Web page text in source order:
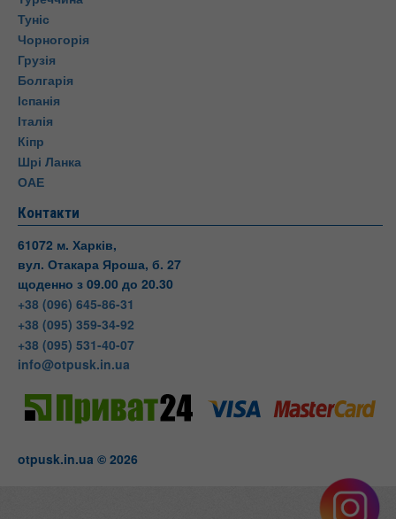
Туніс
Чорногорія
Грузія
Болгарія
Іспанія
Італія
Кіпр
Шрі Ланка
ОАЕ
Контакти
61072 м. Харків,
вул. Отакара Яроша, б. 27
щоденно з 09.00 до 20.30
+38 (096) 645-86-31
+38 (095) 359-34-92
+38 (095) 531-40-07
info@otpusk.in.ua
otpusk.in.ua © 2026
+38(095) 531-40-